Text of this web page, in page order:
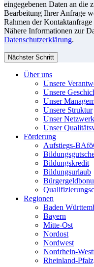
eingegebenen Daten an die
Bearbeitung Ihrer Anfrage
Rahmen der
Nähere Informationen zur
Datenschutzerklärung.
Nächster Schritt
Über uns
Unsere
Unsere
Unser
Unsere Struktur
Unser Netzwerk
Unser
Förderung
Aufstiegs-
Bildungskredit
Bildungsurlaub
Regionen
Baden
Bayern
Mitte-Ost
Nordost
Nordwest
Nordrhein-
Rheinland-